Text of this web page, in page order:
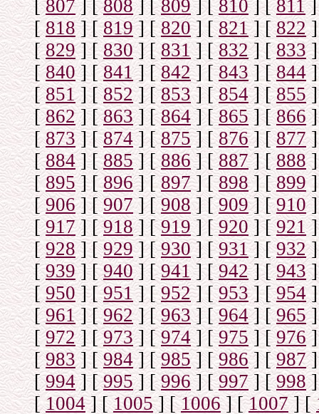
[807] [808] [809] [810] [811]
[818] [819] [820] [821] [822]
[829] [830] [831] [832] [833]
[840] [841] [842] [843] [ 844]
[851] [852] [853] [854] [855]
[862] [863] [864] [865] [866]
[873] [874] [875] [876] [877]
[884] [885] [886] [887] [888]
[895] [896] [897] [898] [899]
[906] [907] [908] [909] [910]
[917] [918] [919] [920] [921]
[928] [929] [930] [931] [932]
[939] [940] [941] [942] [943]
[ 950] [951] [952] [953] [954]
[961] [962] [963] [964] [965]
[972] [973] [974] [975] [976]
[983] [984] [985] [986] [987]
[994] [995] [996] [997] [998]
[1004] [1005] [1006] [1007] [